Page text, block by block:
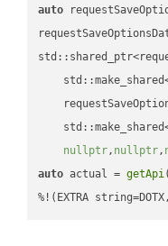
auto
nullptr, nullptr,
auto actual = getApi
%!(EXTRA